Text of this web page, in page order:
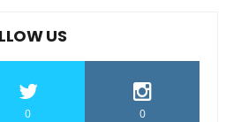
US
0 0